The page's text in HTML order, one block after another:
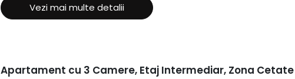
Vezi mai multe detalii
Apartament cu 3 Camere, Etaj Intermediar, Zona Cetate